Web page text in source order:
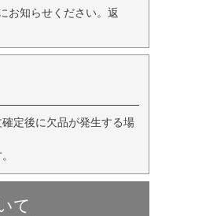
お知らせください。返
定後に欠品が発生する場
て